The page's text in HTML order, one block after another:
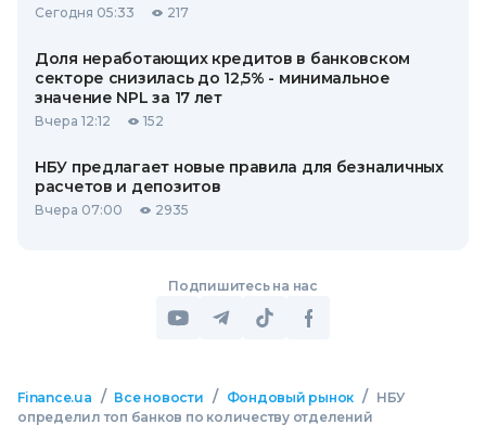
Сегодня 05:33 217
Доля неработающих кредитов в банковском
секторе снизилась до 12,5% - минимальное
значение NPL за 17 лет
Вчера 12:12 152
НБУ предлагает новые правила для безналичных
расчетов и депозитов
Вчера 07:00 2935
Подпишитесь на нас
Finance.ua / Все новости / Фондовый рынок /
НБУ
определил топ банков по количеству отделений